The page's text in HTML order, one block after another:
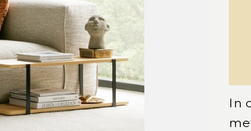
In